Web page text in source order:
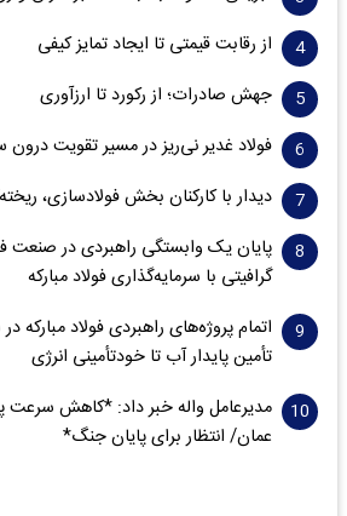
از رقابت قیمتی تا ایجاد تمایز کیفی
جهش صادرات؛ از رکورد تا ارزآوری
فولاد غدیر نی‌ریز در مسیر تقویت
دیدار با کارکنان بخش فولادسازی،
پایان یک وابستگی راهبردی در صنعت
گرافیتی با سرمایه‌گذاری فولاد مبارکه
تأمین پایدار آب تا خودتأمینی انرژی
مدیرعامل واله خبر داد: *کاهش سرعت
عمان/ انتظار برای پایان جنگ*